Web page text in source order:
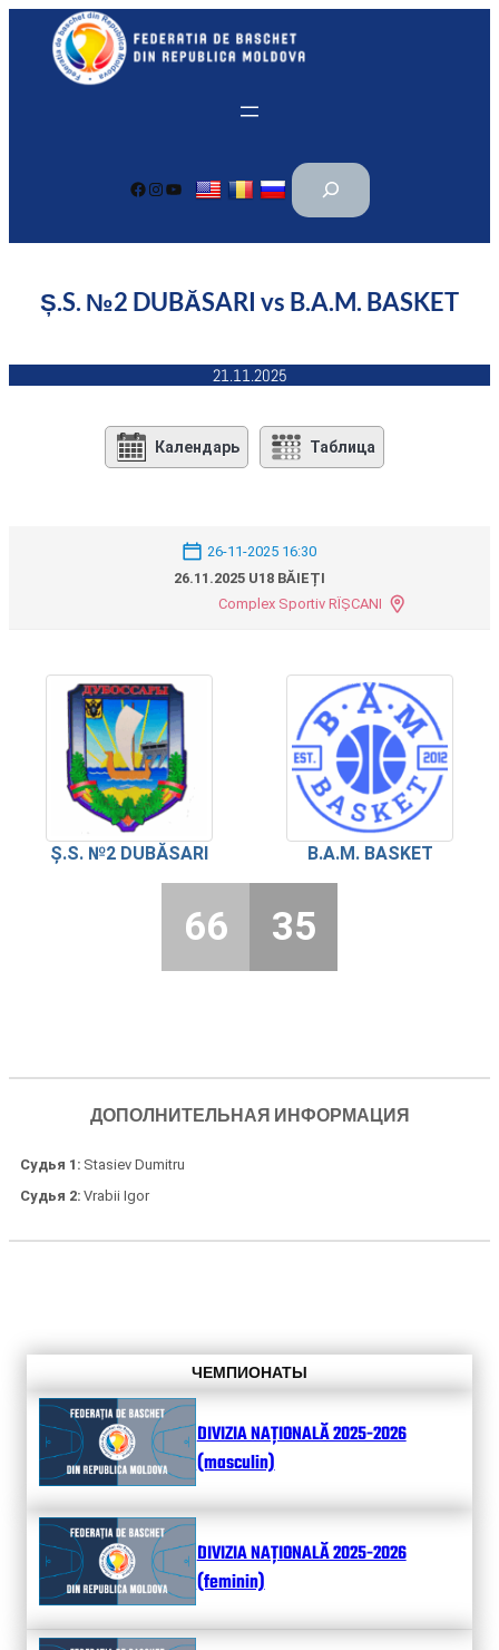
Перейти
содержимому
Facebook Instagram YouTube
П
и
Ș.S. №2 DUBĂSARI vs B.A.M. BASKET
21.11.2025
Календарь Таблица
26-11-2025 16:30
26.11.2025 U18 BĂIEȚI
Complex Sportiv RÎȘCANI
Ș.S. №2 DUBĂSARI B.A.M. BASKET
66 35
ДОПОЛНИТЕЛЬНАЯ ИНФОРМАЦИЯ
Судья 1 Stasiev Dumitru
Судья 2 Vrabii Igor
ЧЕМПИОНАТЫ
DIVIZIA NAȚIONALĂ 2025-2026
(masculin)
DIVIZIA NAȚIONALĂ 2025-2026
(feminin)